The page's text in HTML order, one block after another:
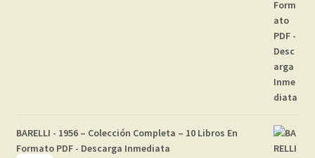
BARELLI - 1956 – Colección Completa – 10 Libros En
Formato PDF - Descarga Inmediata